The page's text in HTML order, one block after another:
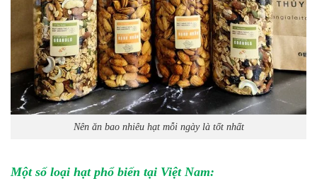
Nên ăn bao nhiêu hạt mỗi ngày là tốt nhất
Một số loại hạt phổ biến tại Việt Nam: